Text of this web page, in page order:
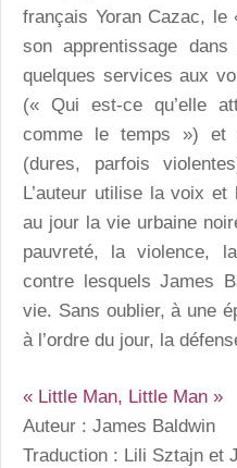
français Yoran Cazac, le
son apprentissage
quelques services aux
(« Qui est-ce qu’elle
comme le temps ») et
(dures, parfois
L’auteur utilise la voix
au jour la vie urbaine
pauvreté, la violence,
contre lesquels James
vie. Sans oublier, à une
à l’ordre du jour, la
« Little Man, Little Man »
Auteur : James Baldwin
Traduction : Lili Sztajn et